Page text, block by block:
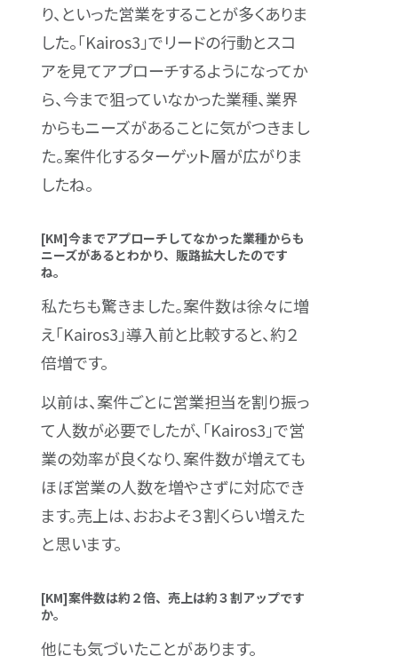
り、といった営業をすることが多くありま
した。「Kairos3」でリードの行動とスコ
アを見てアプローチするようになってか
ら、今まで狙っていなかった業種、業界
からもニーズがあることに気がつきまし
た。案件化するターゲット層が広がりま
したね。
[KM]今までアプローチしてなかった業種からも
ニーズがあるとわかり、販路拡大したのです
ね。
私たちも驚きました。案件数は徐々に増
え「Kairos3」導入前と比較すると、約２
倍増です。
以前は、案件ごとに営業担当を割り振っ
て人数が必要でしたが、「Kairos3」で営
業の効率が良くなり、案件数が増えても
ほぼ営業の人数を増やさずに対応でき
ます。売上は、おおよそ３割くらい増えた
と思います。
[KM]案件数は約２倍、売上は約３割アップです
か。
他にも気づいたことがあります。